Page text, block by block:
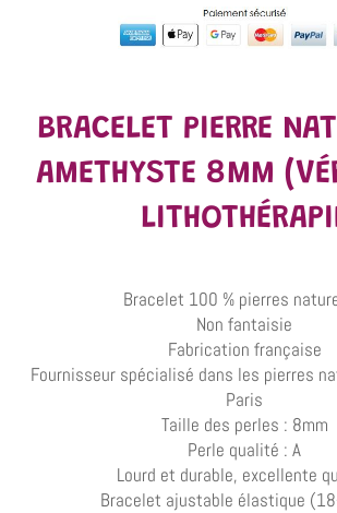
BRACELET PIERRE
AMETHYSTE 8MM
Bracelet 100 % pierres
Non fantaisie
Fabrication française
Fournisseur spécialisé dans les pierres
Paris
Taille des perles : 8mm
Perle qualité : A
Lourd et durable, excellente
Bracelet ajustable élastique